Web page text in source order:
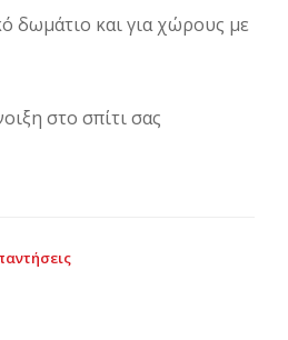
δωμάτιο και για χώρους με
στο σπίτι σας